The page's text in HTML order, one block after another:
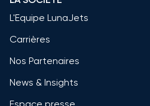
L'Equipe LunaJets
Carrières
Nos Partenaires
News & Insights